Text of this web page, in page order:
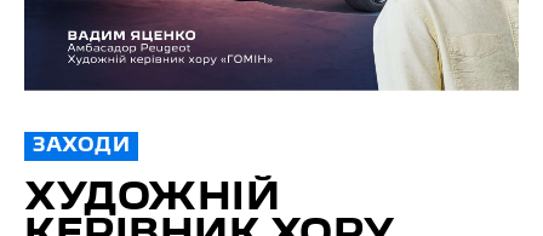
ЗАХОДИ
ХУДОЖНІЙ